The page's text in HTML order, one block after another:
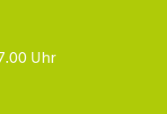
Uhr​​​​​​